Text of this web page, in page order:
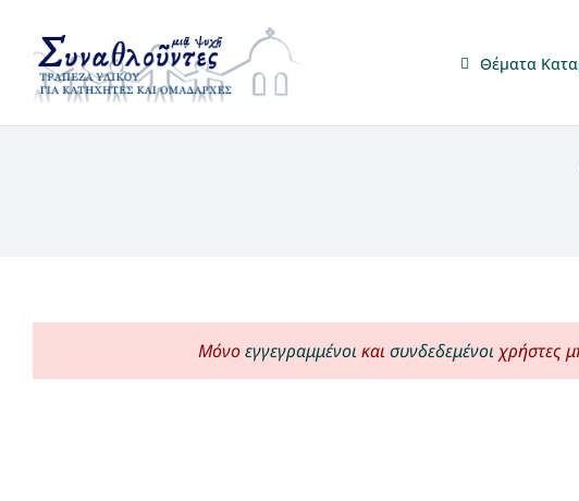
περιεχόμενο
Θέματα
Μόνοεγγεγραμμένοικαισυνδεδεμένοιχρήστες